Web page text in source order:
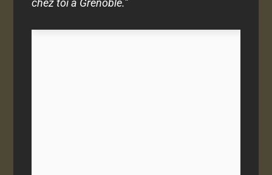
chez toi à Grenoble."